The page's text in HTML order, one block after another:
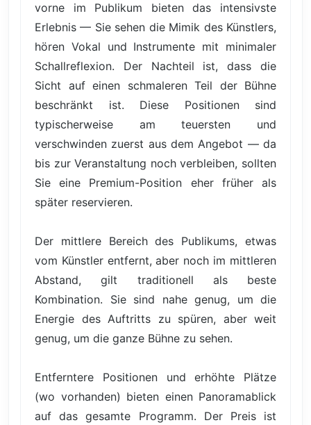
vorne im Publikum bieten das intensivste
Erlebnis — Sie sehen die Mimik des Künstlers,
hören Vokal und Instrumente mit minimaler
Schallreflexion. Der Nachteil ist, dass die
Sicht auf einen schmaleren Teil der Bühne
beschränkt ist. Diese Positionen sind
typischerweise am teuersten und
verschwinden zuerst aus dem Angebot — da
bis zur Veranstaltung noch verbleiben, sollten
Sie eine Premium-Position eher früher als
später reservieren.
Der mittlere Bereich des Publikums, etwas
vom Künstler entfernt, aber noch im mittleren
Abstand, gilt traditionell als beste
Kombination. Sie sind nahe genug, um die
Energie des Auftritts zu spüren, aber weit
genug, um die ganze Bühne zu sehen.
Entferntere Positionen und erhöhte Plätze
(wo vorhanden) bieten einen Panoramablick
auf das gesamte Programm. Der Preis ist